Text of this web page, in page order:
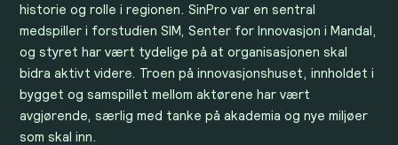
historie og rolle i regionen. SinPro var en sentral
medspiller i forstudien SIM, Senter for Innovasjon i Mandal,
og styret har vært tydelige på at organisasjonen skal
bidra aktivt videre. Troen på innovasjonshuset, innholdet i
bygget og samspillet mellom aktørene har vært
avgjørende, særlig med tanke på akademia og nye miljøer
som skal inn.